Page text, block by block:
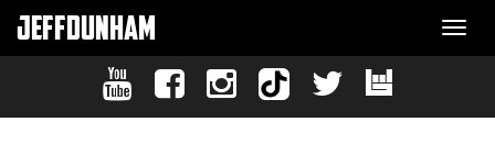
JEFFDUNHAM